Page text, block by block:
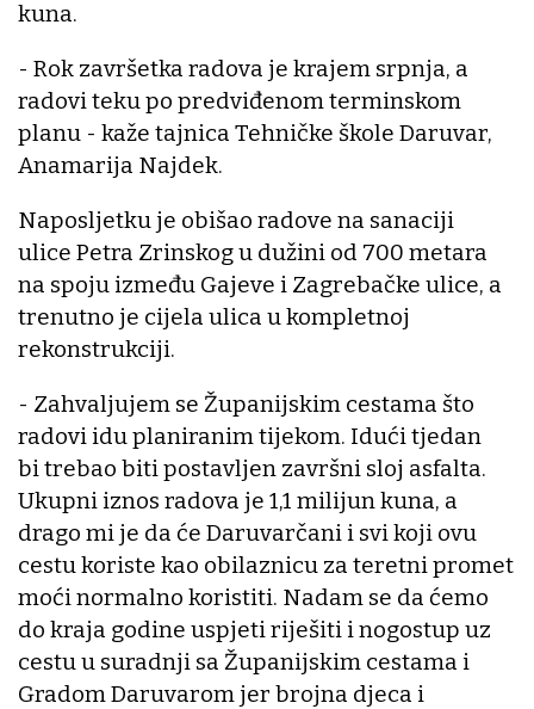
kuna.
- Rok završetka radova je krajem srpnja, a
radovi teku po predviđenom terminskom
planu - kaže tajnica Tehničke škole Daruvar,
Anamarija Najdek.
Naposljetku je obišao radove na sanaciji
ulice Petra Zrinskog u dužini od 700 metara
na spoju između Gajeve i Zagrebačke ulice, a
trenutno je cijela ulica u kompletnoj
rekonstrukciji.
- Zahvaljujem se Županijskim cestama što
radovi idu planiranim tijekom. Idući tjedan
bi trebao biti postavljen završni sloj asfalta.
Ukupni iznos radova je 1,1 milijun kuna, a
drago mi je da će Daruvarčani i svi koji ovu
cestu koriste kao obilaznicu za teretni promet
moći normalno koristiti. Nadam se da ćemo
do kraja godine uspjeti riješiti i nogostup uz
cestu u suradnji sa Županijskim cestama i
Gradom Daruvarom jer brojna djeca i